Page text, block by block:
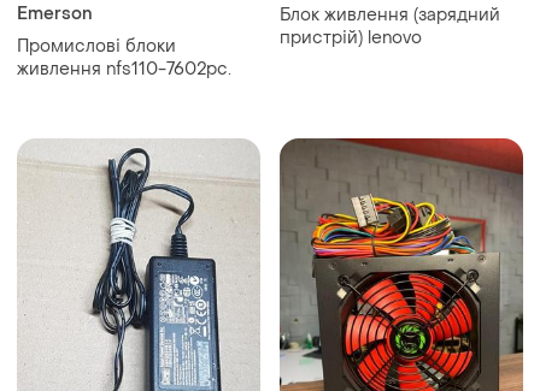
Emerson
Промислові блоки
живлення nfs110-7602pc.
Блок живлення (зарядний
пристрій) lenovo